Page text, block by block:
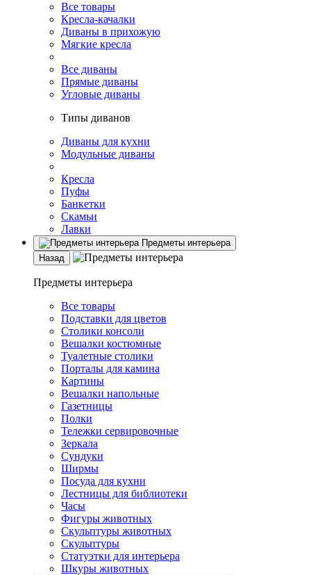
Все товары
Кресла-качалки
Диваны в прихожую
Мягкие кресла
Все диваны
Прямые диваны
Угловые диваны
Типы диванов
Диваны для кухни
Модульные диваны
Кресла
Пуфы
Банкетки
Скамьи
Лавки
Предметы интерьера
Назад
Предметы интерьера
Все товары
Подставки для цветов
Столики консоли
Вешалки костюмные
Туалетные столики
Порталы для камина
Картины
Вешалки напольные
Газетницы
Полки
Тележки сервировочные
Зеркала
Сундуки
Ширмы
Посуда для кухни
Лестницы для библиотеки
Часы
Фигуры животных
Скульптуры животных
Скульптуры
Статуэтки для интерьера
Шкуры животных